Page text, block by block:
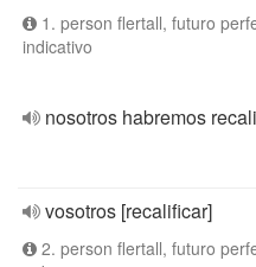
1. person flertall, futuro
indicativo
nosotros habremos
vosotros [recalificar]
2. person flertall, futuro